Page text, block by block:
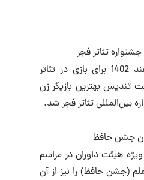
تئاتر فجر
ریحانه رضی در اسفند 1402 برای بازی در تئاتر
تندیس بهترین بازیگر زن
بین‌المللی تئاتر فجر شد.
جشن حافظ
هیئت داوران در مراسم
(جشن حافظ) را نیز از آن